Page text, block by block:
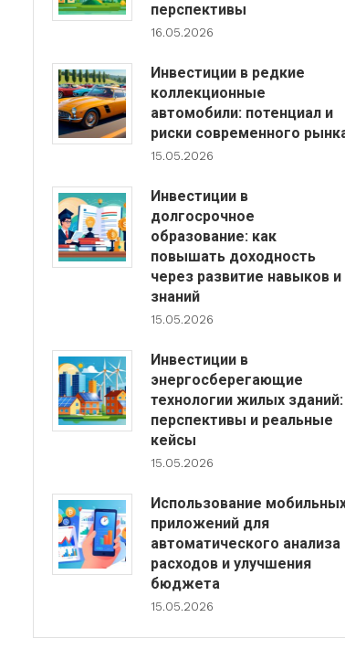
перспективы
16.05.2026
Инвестиции в редкие
коллекционные
автомобили: потенциал и
риски современного
15.05.2026
Инвестиции в
долгосрочное
образование: как
повышать доходность
через развитие навыков и
знаний
15.05.2026
Инвестиции в
энергосберегающие
технологии жилых зданий:
перспективы и реальные
кейсы
15.05.2026
Использование
приложений для
автоматического анализа
расходов и улучшения
бюджета
15.05.2026